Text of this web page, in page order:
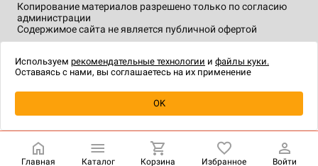
Уведомить о наличии
Копирование материалов разрешено только по согласию
администрации
Содержимое сайта не является публичной офертой
технологии.
Главная Каталог Корзина Избранное Войти
Используем рекомендательные технологии и файлы куки.
Оставаясь с нами, вы соглашаетесь на их применение
OK